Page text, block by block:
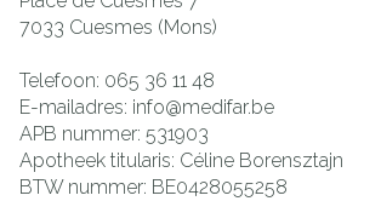
7033 Cuesmes (Mons)
Telefoon: 065 36 11 48
E-mailadres: info@medifar.be
APB nummer: 531903
Apotheek titularis: Céline Borensztajn
BTW nummer: BE0428055258